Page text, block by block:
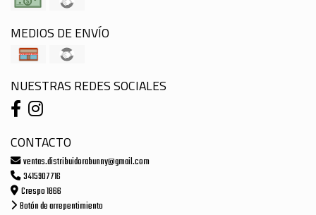
MEDIOS DE ENVÍO
NUESTRAS REDES SOCIALES
CONTACTO
ventas.distribuidorabunny@gmail.com
3415907716
Crespo 1866
Botón de arrepentimiento